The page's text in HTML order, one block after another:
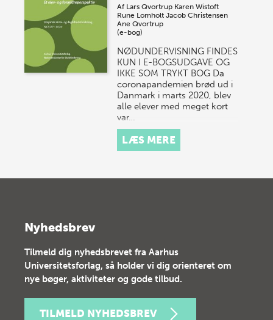
Af Lars Qvortrup Karen Wistoft
Rune Lomholt Jacob Christensen
Ane Qvortrup
(e-bog)
NØDUNDERVISNING FINDES
KUN I E-BOGSUDGAVE OG
IKKE SOM TRYKT BOG Da
coronapandemien brød ud i
Danmark i marts 2020, blev
alle elever med meget kort
var…
LÆS MERE
Nyhedsbrev
Tilmeld dig nyhedsbrevet fra Aarhus
Universitetsforlag, så holder vi dig orienteret om
nye bøger, aktiviteter og gode tilbud.
TILMELD NYHEDSBREV